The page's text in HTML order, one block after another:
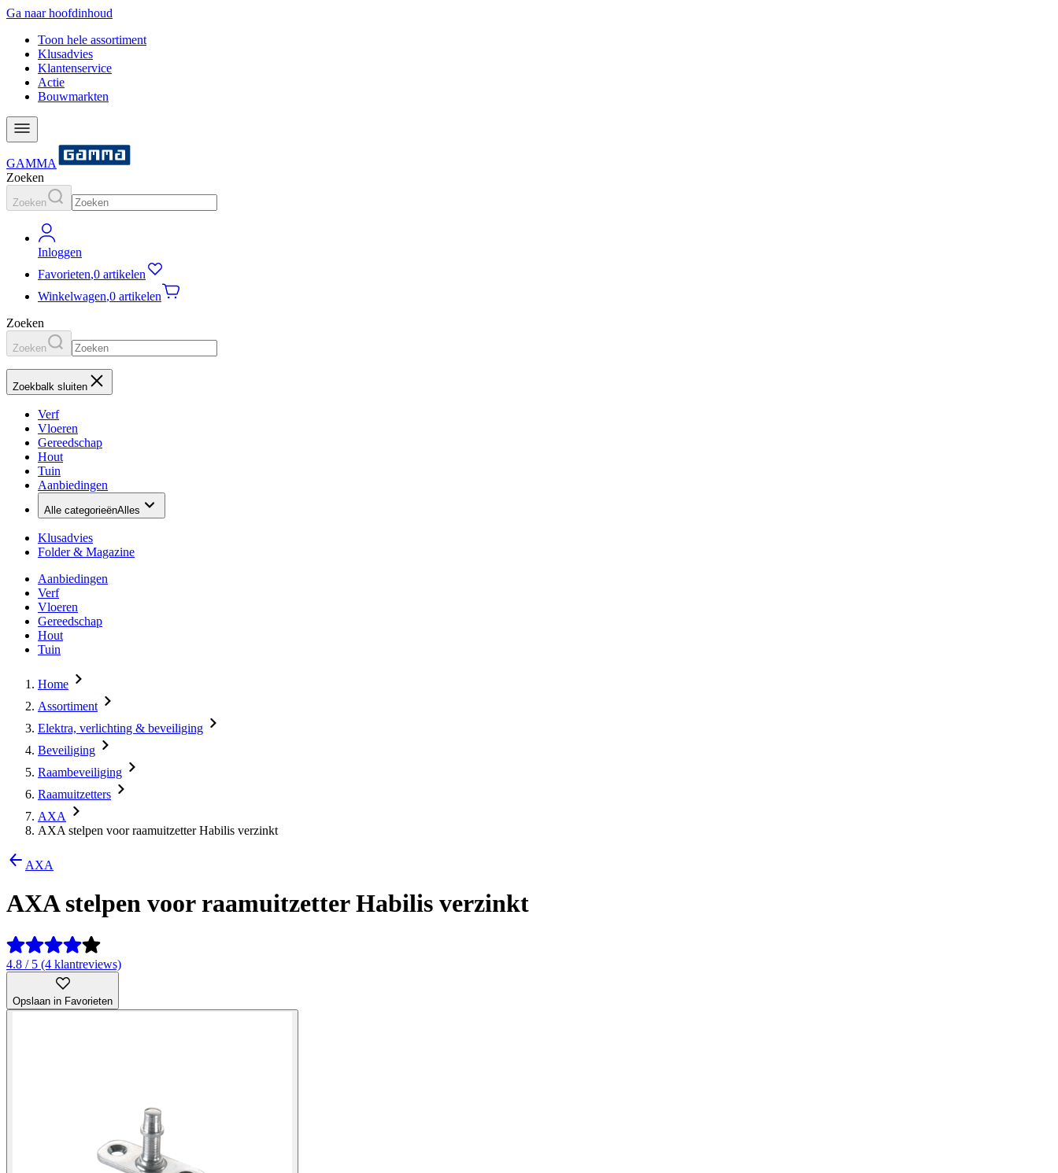
Ga naar hoofdinhoud
Toon hele assortiment
Klusadvies
Klantenservice
Actie
Bouwmarkten
GAMMA
Zoeken
Zoeken
Inloggen
Favorieten,0 artikelen
Winkelwagen,0 artikelen
Zoeken
Zoeken
Zoekbalk sluiten
Verf
Vloeren
Gereedschap
Hout
Tuin
Aanbiedingen
Alle categorieënAlles
Klusadvies
Folder & Magazine
Aanbiedingen
Verf
Vloeren
Gereedschap
Hout
Tuin
Home
Assortiment
Elektra, verlichting & beveiliging
Beveiliging
Raambeveiliging
Raamuitzetters
AXA
AXA stelpen voor raamuitzetter Habilis verzinkt
AXA
AXA stelpen voor raamuitzetter Habilis verzinkt
4.8 / 5 (4 klantreviews)
Opslaan in Favorieten